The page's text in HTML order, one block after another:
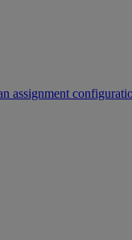
assignment